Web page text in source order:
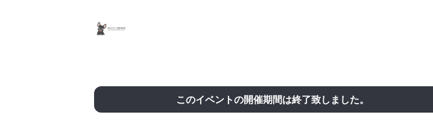
このイベントの開催期間は終了致しました。